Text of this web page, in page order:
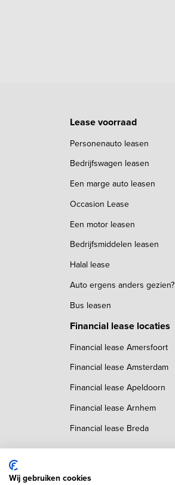
Lease voorraad
Personenauto leasen
Bedrijfswagen leasen
Een marge auto leasen
Occasion Lease
Een motor leasen
Bedrijfsmiddelen leasen
Halal lease
Auto ergens anders gezien?
Bus leasen
Financial lease locaties
Financial lease Amersfoort
Financial lease Amsterdam
Financial lease Apeldoorn
Financial lease Arnhem
Financial lease Breda
Wij gebruiken cookies